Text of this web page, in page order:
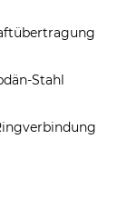
Stahl